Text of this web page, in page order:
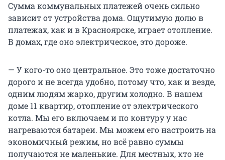
Сумма коммунальных платежей очень сильно
зависит от устройства дома. Ощутимую долю в
платежах, как и в Красноярске, играет отопление.
В домах, где оно электрическое, это дороже.
— У кого-то оно центральное. Это тоже достаточно
дорого и не всегда удобно, потому что, как и везде,
одним людям жарко, другим холодно. В нашем
доме 11 квартир, отопление от электрического
котла. Мы его включаем и по контуру у нас
нагреваются батареи. Мы можем его настроить на
экономичный режим, но всё равно суммы
получаются не маленькие. Для местных, кто не